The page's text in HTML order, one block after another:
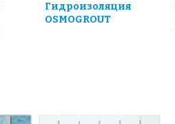
Гидроизоляция
OSMOGROUT